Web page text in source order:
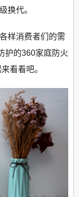
换代。
样消费者们的需
护的360家庭防火
看看吧。